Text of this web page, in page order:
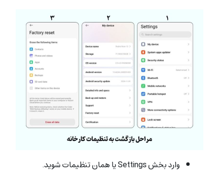
وارد بخش Settings یا همان تنظیمات شوید.